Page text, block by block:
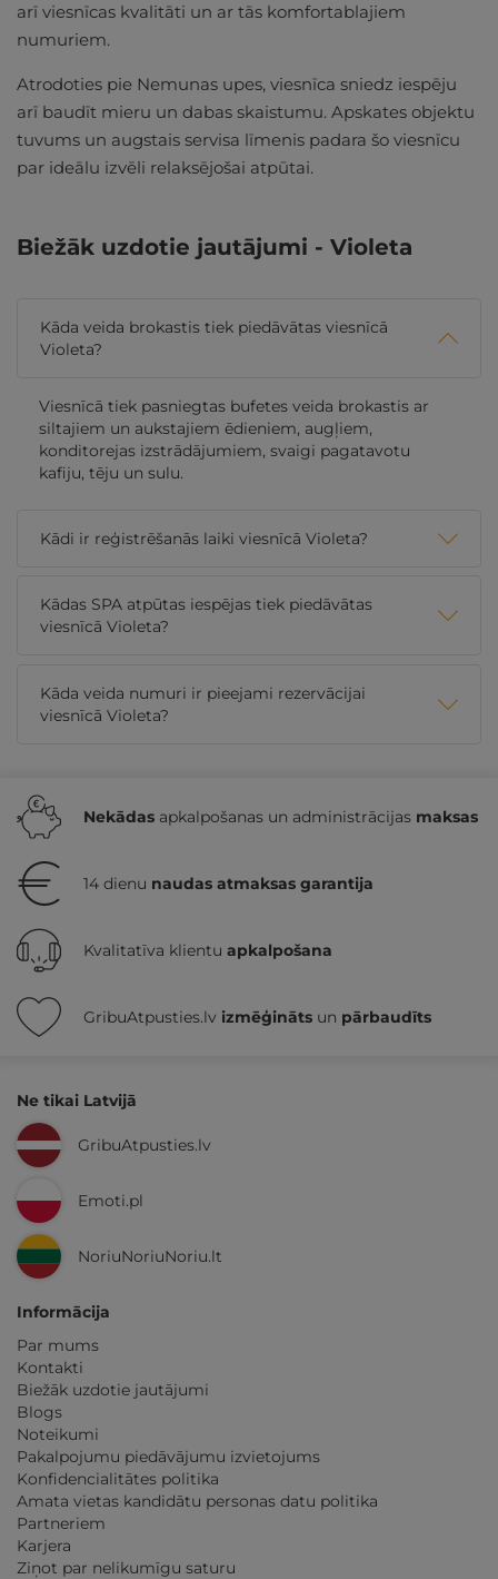
arī viesnīcas kvalitāti un ar tās komfortablajiem
numuriem.
Atrodoties pie Nemunas upes, viesnīca sniedz iespēju
arī baudīt mieru un dabas skaistumu. Apskates objektu
tuvums un augstais servisa līmenis padara šo viesnīcu
par ideālu izvēli relaksējošai atpūtai.
Biežāk uzdotie jautājumi - Violeta
Kāda veida brokastis tiek piedāvātas viesnīcā
Violeta?
Viesnīcā tiek pasniegtas bufetes veida brokastis ar
siltajiem un aukstajiem ēdieniem, augļiem,
konditorejas izstrādājumiem, svaigi pagatavotu
kafiju, tēju un sulu.
Kādi ir reģistrēšanās laiki viesnīcā Violeta?
Kādas SPA atpūtas iespējas tiek piedāvātas
viesnīcā Violeta?
Kāda veida numuri ir pieejami rezervācijai
viesnīcā Violeta?
Nekādas apkalpošanas un administrācijas maksas
14 dienu naudas atmaksas garantija
Kvalitatīva klientu apkalpošana
GribuAtpusties.lv izmēģināts un pārbaudīts
Ne tikai Latvijā
GribuAtpusties.lv
Emoti.pl
NoriuNoriuNoriu.lt
Informācija
Par mums
Kontakti
Biežāk uzdotie jautājumi
Blogs
Noteikumi
Pakalpojumu piedāvājumu izvietojums
Konfidencialitātes politika
Amata vietas kandidātu personas datu politika
Partneriem
Karjera
Ziņot par nelikumīgu saturu